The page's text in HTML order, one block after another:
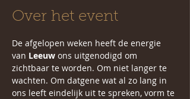
Over het event
De afgelopen weken heeft de energie
van Leeuw ons uitgenodigd om
zichtbaar te worden. Om niet langer te
wachten. Om datgene wat al zo lang in
ons leeft eindelijk uit te spreken, vorm te